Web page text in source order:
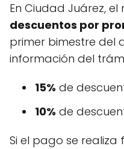
En Ciudad Juárez,
descuentos por
primer bimestre del
información del
15% de
10% de
Si el pago se